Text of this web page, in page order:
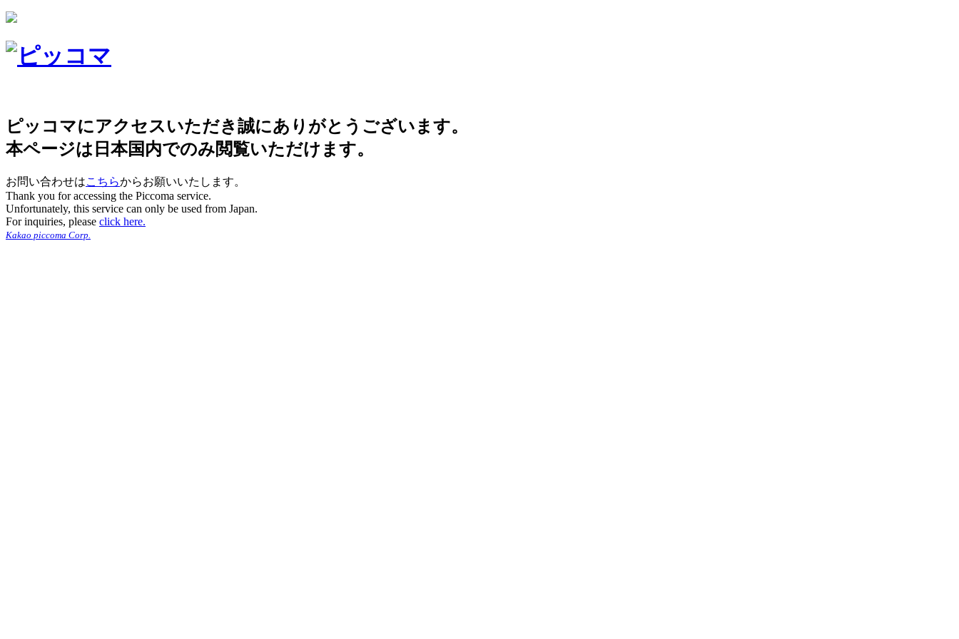
ピッコマにアクセスいただき誠にありがとうございます。
本ページは日本国内でのみ閲覧いただけます。
お問い合わせはこちらからお願いいたします。
Thank you for accessing the Piccoma service.
Unfortunately, this service can only be used from Japan.
For inquiries, please click here.
Kakao piccoma Corp.